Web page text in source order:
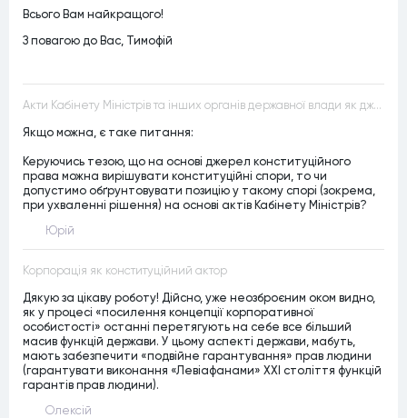
Всього Вам найкращого!
З повагою до Вас, Тимофій
Акти Кабінету Міністрів та інших органів державної влади як джерела конституційного права
Якщо можна, є таке питання:
Керуючись тезою, що на основі джерел конституційного
права можна вирішувати конституційні спори, то чи
допустимо обґрунтовувати позицію у такому спорі (зокрема,
при ухваленні рішення) на основі актів Кабінету Міністрів?
Юрій
Корпорація як конституційний актор
Дякую за цікаву роботу! Дійсно, уже неозброєним оком видно,
як у процесі «посилення концепції корпоративної
особистості» останні перетягують на себе все більший
масив функцій держави. У цьому аспекті держави, мабуть,
мають забезпечити «подвійне гарантування» прав людини
(гарантувати виконання «Левіафанами» ХХІ століття функцій
гарантів прав людини).
Олексій